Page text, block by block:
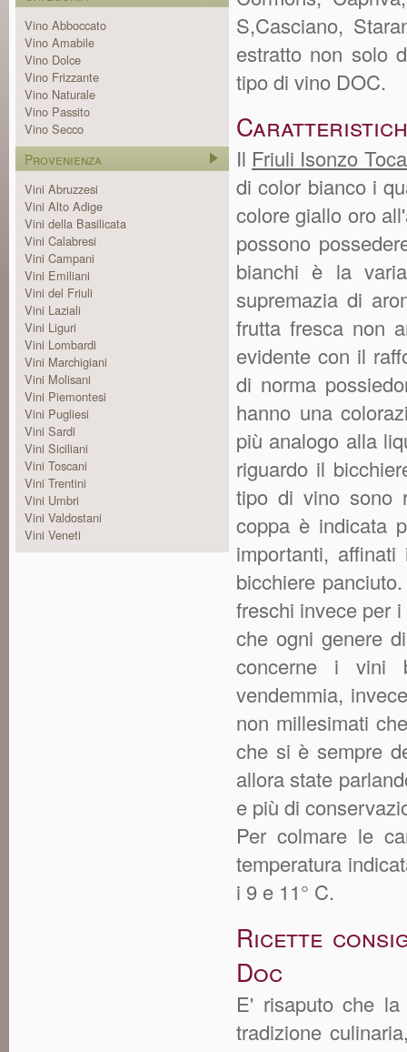
Vino Abboccato
Vino Amabile
Vino Dolce
Vino Frizzante
Vino Naturale
Vino Passito
Vino Secco
Provenienza
Vini Abruzzesi
Vini Alto Adige
Vini della Basilicata
Vini Calabresi
Vini Campani
Vini Emiliani
Vini del Friuli
Vini Laziali
Vini Liguri
Vini Lombardi
Vini Marchigiani
Vini Molisani
Vini Piemontesi
Vini Pugliesi
Vini Sardi
Vini Siciliani
Vini Toscani
Vini Trentini
Vini Umbri
Vini Valdostani
Vini Veneti
S,Casciano,
estratto non solo
tipo di vino DOC.
Il Friuli Isonzo
di color bianco i
colore giallo oro
possono
bianchi è la
supremazia di
frutta fresca non
evidente con il
di norma
hanno una
più analogo alla
riguardo il
tipo di vino sono
coppa è indicata
importanti,
bicchiere
freschi invece per
che ogni genere
concerne i vini
vendemmia,
non millesimati
che si è sempre
allora state
e più di
Per colmare le
temperatura
i 9 e 11° C.
Ricette
Doc
E' risaputo che la
tradizione